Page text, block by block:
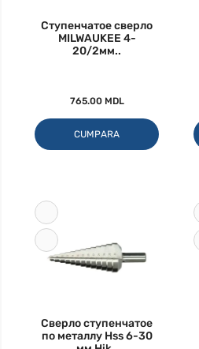
Ступенчатое сверло
MILWAUKEE 4-
20/2мм..
765.00 MDL
CUMPARA
Сверло ступенчатое
по металлу Hss 6-30